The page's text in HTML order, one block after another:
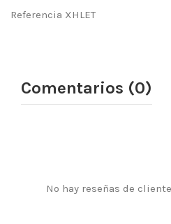
Referencia XHLET
Comentarios (0)
No hay reseñas de